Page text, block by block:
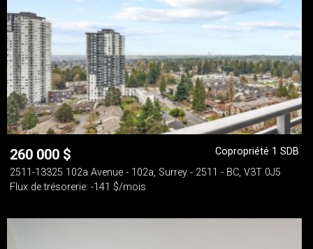
260 000 $
Copropriété 1 SDB
2511-13325 102a Avenue - 102a, Surrey - 2511 - BC, V3T 0J5
Flux de trésorerie: -141 $/mois